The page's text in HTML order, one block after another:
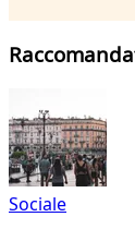
Sociale